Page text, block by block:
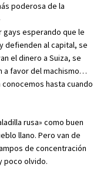
poderosa de la
gays esperando que le
defienden al capital, se
el dinero a Suiza, se
a favor del machismo…
hasta cuando
rusa» como buen
llano. Pero van de
de concentración
poco olvido.